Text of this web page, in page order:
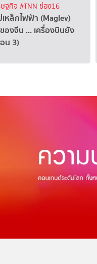
ษฐกิจ #TNN ช่อง16
หล็กไฟฟ้า (Maglev)
องจีน ... เครื่องบินยัง
น 3)